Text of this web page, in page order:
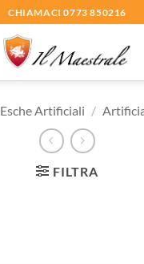
CHIAMACI 0773 850216
Esche Artificiali /
FILTRA